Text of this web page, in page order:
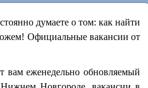
думаете о том: как найти
Официальные вакансии от
вам еженедельно обновляемый